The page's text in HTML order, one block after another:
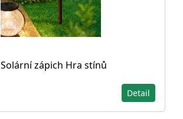
Solární zápich Hra stínů
Detail